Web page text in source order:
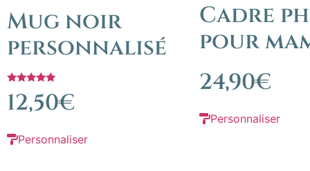
Mug noir
personnalisé
5.00
sur 5
12,50€
Personnaliser
Cadre
pour
24,90€
Personnaliser